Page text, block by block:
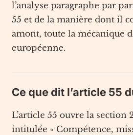
l’analyse paragraphe par
55 et de la manière dont il
amont, toute la mécanique
européenne.
Ce que dit l’article 55
L’article 55 ouvre la section
intitulée « Compétence,